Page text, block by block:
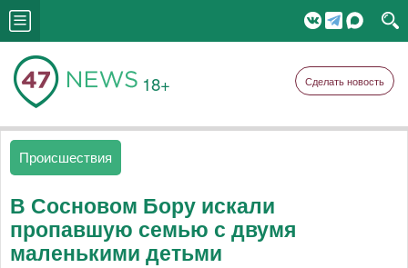
18+ Сделать новость
Происшествия
В Сосновом Бору искали
пропавшую семью с двумя
маленькими детьми